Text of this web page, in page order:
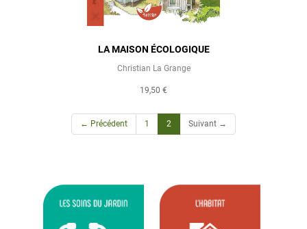
LA MAISON ÉCOLOGIQUE
Christian La Grange
19,50 €
← Précédent 1 2 (current)Suivant →